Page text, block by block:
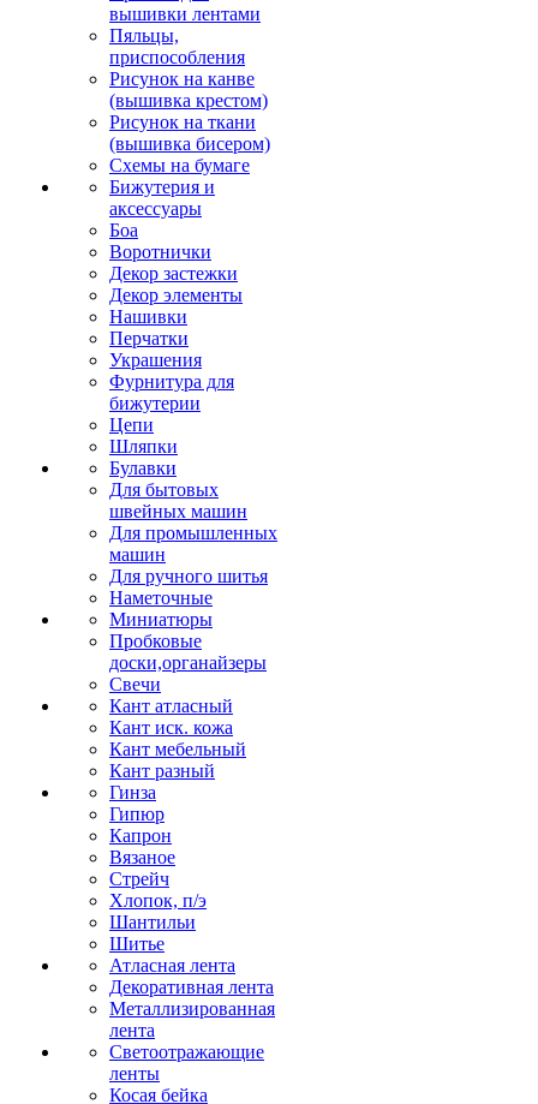
вышивки лентами
Пяльцы,
приспособления
Рисунок на канве
(вышивка крестом)
Рисунок на ткани
(вышивка бисером)
Схемы на бумаге
Бижутерия и
аксессуары
Боа
Воротнички
Декор застежки
Декор элементы
Нашивки
Перчатки
Украшения
Фурнитура для
бижутерии
Цепи
Шляпки
Булавки
Для бытовых
швейных машин
Для промышленных
машин
Для ручного шитья
Наметочные
Миниатюры
Пробковые
доски,органайзеры
Свечи
Кант атласный
Кант иск. кожа
Кант мебельный
Кант разный
Гинза
Гипюр
Капрон
Вязаное
Стрейч
Хлопок, п/э
Шантильи
Шитье
Атласная лента
Декоративная лента
Металлизированная
лента
Светоотражающие
ленты
Косая бейка